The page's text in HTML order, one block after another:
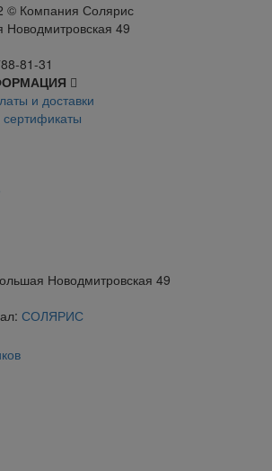
© Компания Солярис
49
81-31
и доставки
Новодмитровская 49
СОЛЯРИС